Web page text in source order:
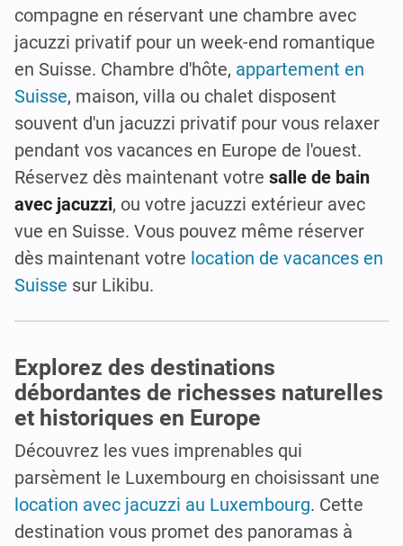
compagne en réservant une chambre avec
jacuzzi privatif pour un week-end romantique
en Suisse. Chambre d'hôte, appartement en
Suisse, maison, villa ou chalet disposent
souvent d'un jacuzzi privatif pour vous relaxer
pendant vos vacances en Europe de l'ouest.
Réservez dès maintenant votre salle de bain
avec jacuzzi, ou votre jacuzzi extérieur avec
vue en Suisse. Vous pouvez même réserver
dès maintenant votre location de vacances en
Suisse sur Likibu.
Explorez des destinations
débordantes de richesses naturelles
et historiques en Europe
Découvrez les vues imprenables qui
parsèment le Luxembourg en choisissant une
location avec jacuzzi au Luxembourg. Cette
destination vous promet des panoramas à